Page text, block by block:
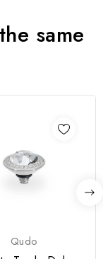
same
Qudo